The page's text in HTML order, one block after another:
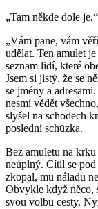
„Tam někde dole
„Vám pane, vám
udělat. Ten amulet
seznam lidí, které
Jsem si jistý, že se
se jmény a
nesmí vědět
slyšel na schodech
poslední schůzka.
Bez amuletu na
neúplný. Cítil se
zkopal, mu náladu
Obvykle když něco,
svou volbu cesty.